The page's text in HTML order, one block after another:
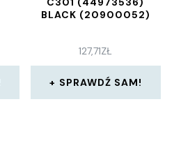
BLACK (20900052)
127,71ZŁ
SPRAWDŹ SAM!